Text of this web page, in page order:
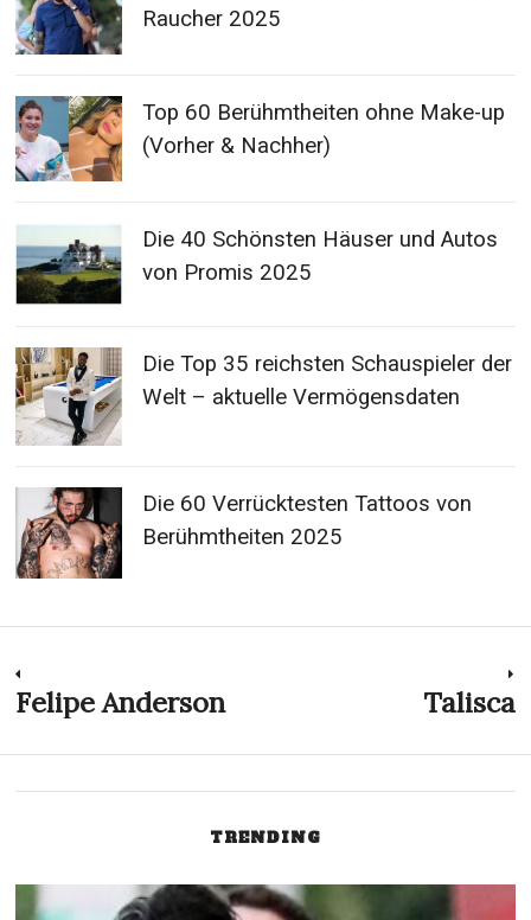
Raucher 2025
Top 60 Berühmtheiten ohne Make-up
(Vorher & Nachher)
Die 40 Schönsten Häuser und Autos
von Promis 2025
Die Top 35 reichsten Schauspieler der
Welt – aktuelle Vermögensdaten
Die 60 Verrücktesten Tattoos von
Berühmtheiten 2025
Post
navigation
Previous
Felipe Anderson Talisca
TRENDING